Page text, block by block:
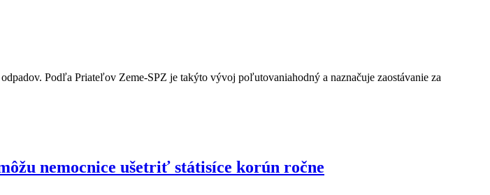
Podľa Priateľov Zeme-SPZ je takýto vývoj poľutovaniahodný a naznačuje zaostávanie za
nemocnice ušetriť státisíce korún ročne